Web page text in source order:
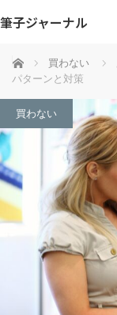
筆子ジャーナル
ホーム 買わない
パターンと対策
買わない